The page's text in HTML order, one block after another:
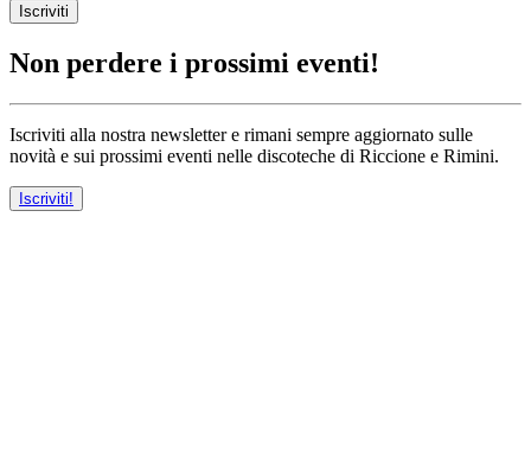
Iscriviti
Non perdere i prossimi eventi!
Iscriviti alla nostra newsletter e rimani sempre aggiornato sulle
novità e sui prossimi eventi nelle discoteche di Riccione e Rimini.
Iscriviti!